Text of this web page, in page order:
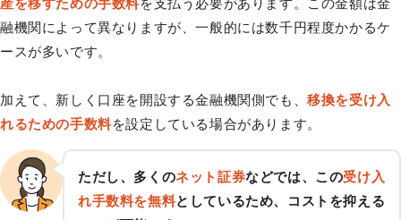
融機関によって異なりますが、一般的には数千円程度かかるケ
ースが多いです。
加えて、新しく口座を開設する金融機関側でも、移換を受け入
れるための手数料を設定している場合があります。
ただし、多くのネット証券などでは、この受け入
れ手数料を無料としているため、コストを抑える